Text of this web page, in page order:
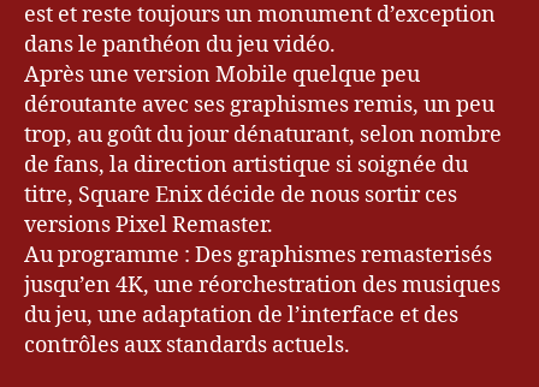
est et reste toujours un monument d’exception
dans le panthéon du jeu vidéo.
Après une version Mobile quelque peu
déroutante avec ses graphismes remis, un peu
trop, au goût du jour dénaturant, selon nombre
de fans, la direction artistique si soignée du
titre, Square Enix décide de nous sortir ces
versions Pixel Remaster.
Au programme : Des graphismes remasterisés
jusqu’en 4K, une réorchestration des musiques
du jeu, une adaptation de l’interface et des
contrôles aux standards actuels.
bl
o
g,
Bl
o
g